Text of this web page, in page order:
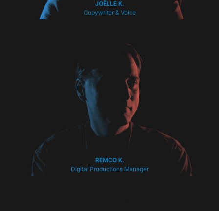
JOËLLE K.
Copywriter & Voice
REMCO K.
Digital Productions Manager